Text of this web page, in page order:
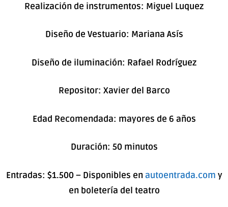
Realización de instrumentos: Miguel Luquez
Diseño de Vestuario: Mariana Asís
Diseño de iluminación: Rafael Rodríguez
Repositor: Xavier del Barco
Edad Recomendada: mayores de 6 años
Duración: 50 minutos
Entradas: $1.500 – Disponibles en autoentrada.com y
en boletería del teatro